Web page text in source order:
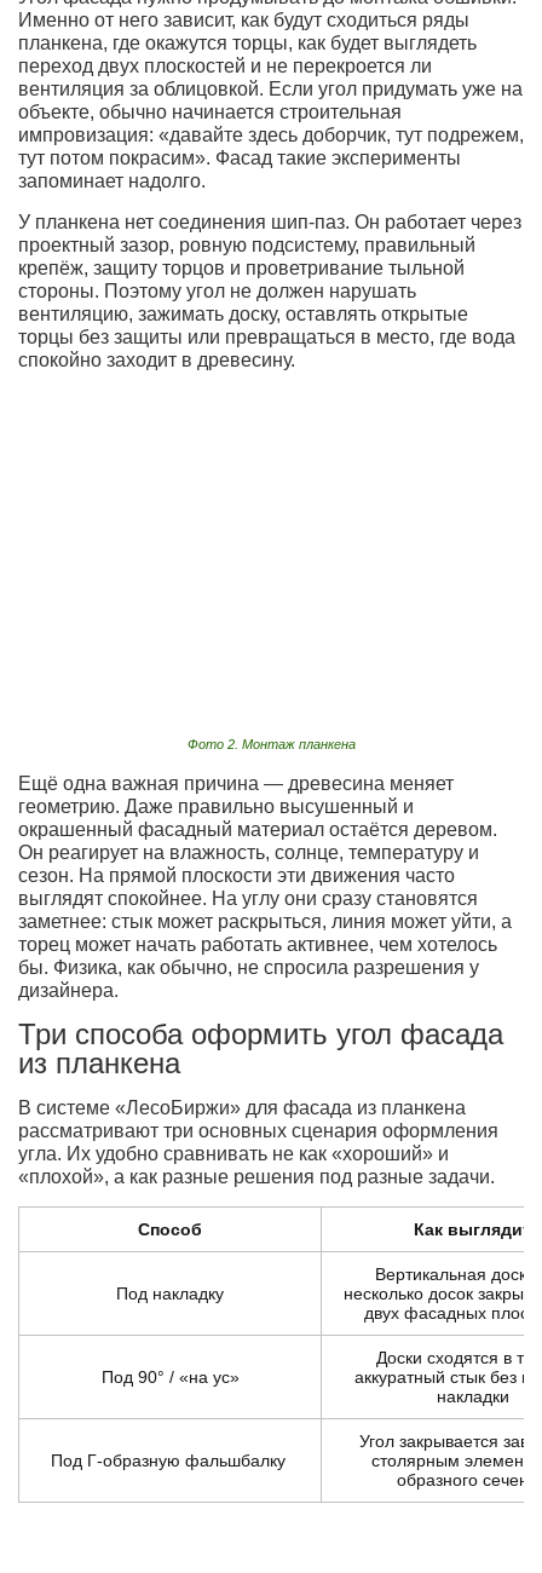
Именно от него зависит, как будут сходиться ряды
планкена, где окажутся торцы, как будет выглядеть
переход двух плоскостей и не перекроется ли
вентиляция за облицовкой. Если угол придумать уже на
объекте, обычно начинается строительная
импровизация: «давайте здесь доборчик, тут подрежем,
тут потом покрасим». Фасад такие эксперименты
запоминает надолго.
У планкена нет соединения шип-паз. Он работает через
проектный зазор, ровную подсистему, правильный
крепёж, защиту торцов и проветривание тыльной
стороны. Поэтому угол не должен нарушать
вентиляцию, зажимать доску, оставлять открытые
торцы без защиты или превращаться в место, где вода
спокойно заходит в древесину.
Фото 2. Монтаж планкена
Ещё одна важная причина — древесина меняет
геометрию. Даже правильно высушенный и
окрашенный фасадный материал остаётся деревом.
Он реагирует на влажность, солнце, температуру и
сезон. На прямой плоскости эти движения часто
выглядят спокойнее. На углу они сразу становятся
заметнее: стык может раскрыться, линия может уйти, а
торец может начать работать активнее, чем хотелось
бы. Физика, как обычно, не спросила разрешения у
дизайнера.
Три способа оформить угол фасада
из планкена
В системе «ЛесоБиржи» для фасада из планкена
рассматривают три основных сценария оформления
угла. Их удобно сравнивать не как «хороший» и
«плохой», а как разные решения под разные задачи.
Способ Как выглядит
Под накладку
Вертикальная доска
несколько досок
двух фасадных
Под 90° / «на ус»
Доски сходятся в
аккуратный стык без
накладки
Под Г-образную фальшбалку
Угол закрывается
столярным
образного